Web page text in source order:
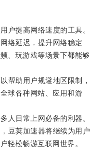
提高网络速度的工具。
延迟，提升网络稳定
、玩游戏等场景下都能够
助用户规避地区限制，
球各种网站、应用和游
日常上网必备的利器。
荚加速器将继续为用户
轻松畅游互联网世界。